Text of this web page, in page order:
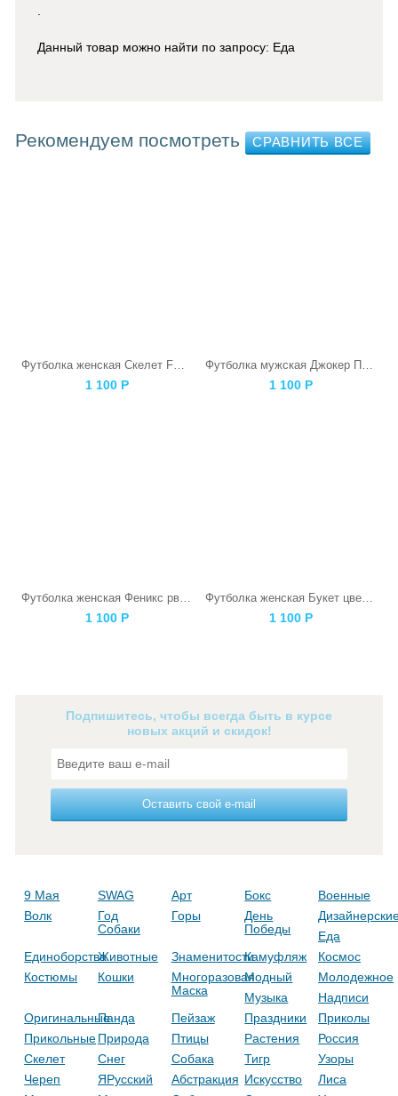
Данный товар можно найти по запросу: Еда
Рекомендуем посмотреть
1 100 Р 1 100 Р
Футболка женская Феникс рвется наружу серая
1 100 Р
Футболка женская Букет цветов
1 100 Р
Подпишитесь, чтобы всегда быть в курсе
новых акций и скидок!
Оставить свой e-mail
9 Мая SWAG Арт Бокс
Военные
Волк
Год
Собаки
Горы
День
Победы
Еда
ЕдиноборстваЖивотные ЗнаменитостиКамуфляж
Космос
Костюмы
Кошки
Многоразовая
Маска
Модный
Молодежное
Музыка
Надписи
ОригинальныеПанда Пейзаж Праздники
Приколы
ПрикольныеПрирода Птицы Растения
Россия
Скелет
Снег Собака Тигр
Узоры
Череп
ЯРусский Абстракция Искусство
Лиса